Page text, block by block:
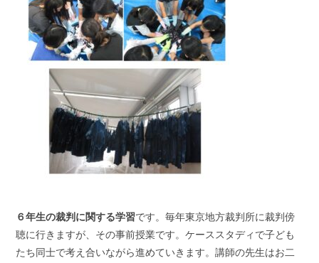
６年生の裁判に関する学習です。毎年東京地方裁判所に裁判傍
聴に行きますが、その事前授業です。ケーススタディで子ども
たち同士で考え合いながら進めていきます。講師の先生はお二